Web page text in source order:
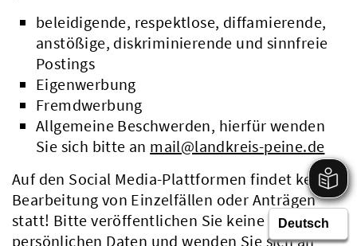
beleidigende, respektlose, diffamierende,
anstößige, diskriminierende und sinnfreie
Postings
Eigenwerbung
Fremdwerbung
Allgemeine Beschwerden, hierfür wenden
Sie sich bitte an mail@landkreis-peine.de
Auf den Social Media-Plattformen findet keine
Bearbeitung von Einzelfällen oder Anträgen
statt! Bitte veröffentlichen Sie keine
persönlichen Daten und wenden Sie sich an